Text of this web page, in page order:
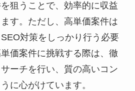
狙うことで、効率的に収益
す。ただし、高単価案件は
対策をしっかり行う必要
価案件に挑戦する際は、徹
ーチを行い、質の高いコン
に心がけています。